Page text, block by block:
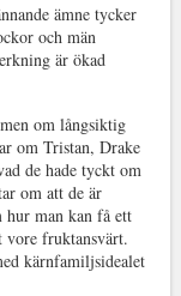
ämne tycker
och män
är ökad
om långsiktig
om Tristan, Drake
de hade tyckt om
om att de är
hur man kan få ett
vore fruktansvärt.
kärnfamiljsidealet